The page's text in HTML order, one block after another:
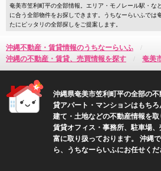
奄美市笠利町平の全部情報。エリア・モノレール駅・な
に合う全部物件をお探しできます。うちなーらいふでは
たにピッタリの全部探しをご提案します。
沖縄不動産・賃貸情報のうちなーらいふ
沖縄の不動産・賃貸、売買情報を探す
奄美
沖縄県奄美市笠利町平の全部の
貸アパート・マンションはもち
建て・土地などの不動産情報を取
賃貸オフィス・事務所、駐車場
富に取り扱っております。 沖縄
ら、うちなーらいふにお任せくだ